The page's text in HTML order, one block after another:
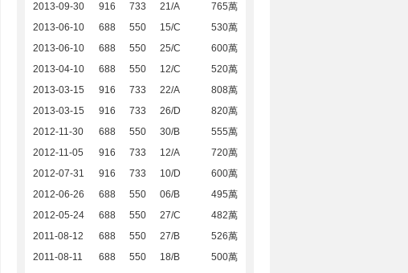
2013-09-30
916 733 21/A
765萬
2013-06-10
688 550 15/C
530萬
2013-06-10
688 550 25/C
600萬
2013-04-10
688 550 12/C
520萬
2013-03-15
916 733 22/A
808萬
2013-03-15
916 733 26/D
820萬
2012-11-30
688 550 30/B
555萬
2012-11-05
916 733 12/A
720萬
2012-07-31
916 733 10/D
600萬
2012-06-26
688 550 06/B
495萬
2012-05-24
688 550 27/C
482萬
2011-08-12
688 550 27/B
526萬
2011-08-11
688 550 18/B
500萬